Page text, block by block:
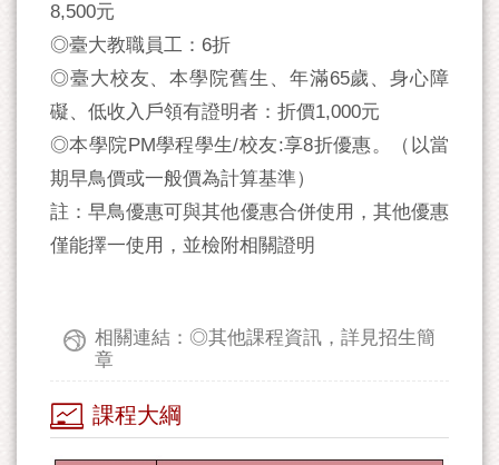
8,500元
◎臺大教職員工：6折
◎臺大校友、本學院舊生、年滿65歲、身心障
礙、低收入戶領有證明者：折價1,000元
◎本學院PM學程學生/校友:享8折優惠。（以當
期早鳥價或一般價為計算基準）
註：早鳥優惠可與其他優惠合併使用，其他優惠
僅能擇一使用，並檢附相關證明
相關連結：◎其他課程資訊，詳見招生簡
章
課程大綱